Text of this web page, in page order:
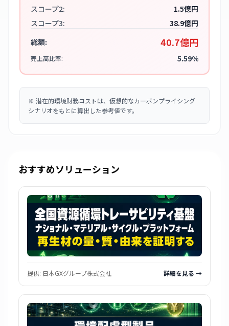
スコープ2:
1.5億円
スコープ3:
38.9億円
総額:
40.7億円
売上高比率: 5.59%
※ 潜在的環境財務コストは、仮想的なカーボンプライシング
シナリオをもとに算出した参考値です。
おすすめソリューション
提供: 日本GXグループ株式会社 詳細を見る →